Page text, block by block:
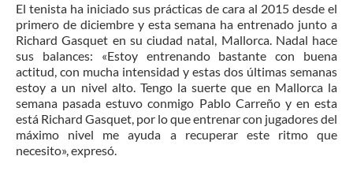
El tenista ha iniciado sus prácticas de cara al 2015 desde el
primero de diciembre y esta semana ha entrenado junto a
Richard Gasquet en su ciudad natal, Mallorca. Nadal hace
sus balances: «Estoy entrenando bastante con buena
actitud, con mucha intensidad y estas dos últimas semanas
estoy a un nivel alto. Tengo la suerte que en Mallorca la
semana pasada estuvo conmigo Pablo Carreño y en esta
está Richard Gasquet, por lo que entrenar con jugadores del
máximo nivel me ayuda a recuperar este ritmo que
necesito», expresó.